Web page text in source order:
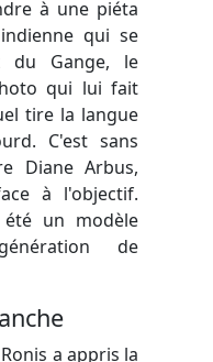
à une piéta
qui se
du Gange, le
qui lui fait
tire la langue
C'est sans
Diane Arbus,
à l'objectif.
un modèle
de
a appris la